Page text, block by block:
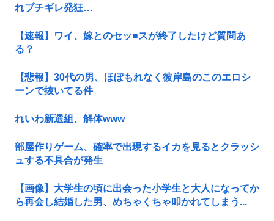
れブチギレ発狂…
【速報】ワイ、嫁とのセッ■スが終了したけど質問あ
る？
【悲報】30代の男、ほぼもれなく彼岸島のこのエロシ
ーンで抜いてる件
れいわ新選組、解体www
部屋作りゲーム、確率で出現するイカを見るとクラッシ
ュする不具合が発生
【画像】大学生の頃に出会った小学生と大人になってか
ら再会し結婚した男、めちゃくちゃ叩かれてしまう...